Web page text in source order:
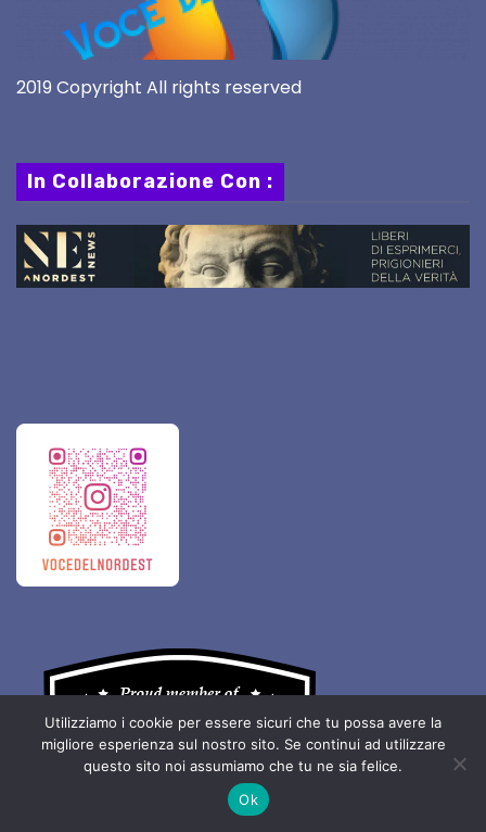
2019 Copyright All rights reserved
In Collaborazione Con :
Utilizziamo i cookie per essere sicuri che tu possa avere la
migliore esperienza sul nostro sito. Se continui ad utilizzare
questo sito noi assumiamo che tu ne sia felice.
Ok